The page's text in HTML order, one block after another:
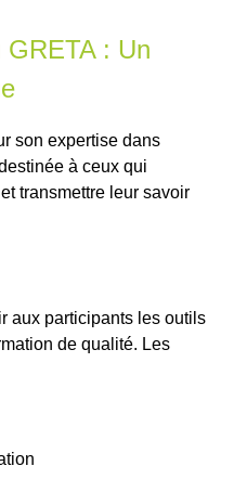
: Un
son expertise dans
à ceux qui
transmettre leur savoir
aux participants les outils
de qualité. Les